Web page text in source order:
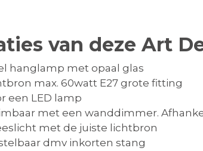
van deze Art
hanglamp met opaal glas
max. 60watt E27 grote fitting
een LED lamp
met een wanddimmer.
met de juiste lichtbron
dmv inkorten stang